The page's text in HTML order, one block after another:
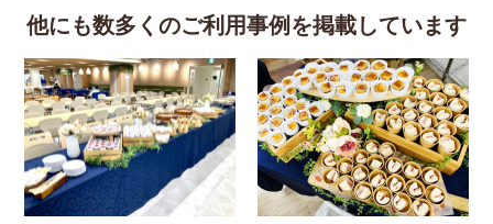
他にも数多くのご利用事例を掲載しています